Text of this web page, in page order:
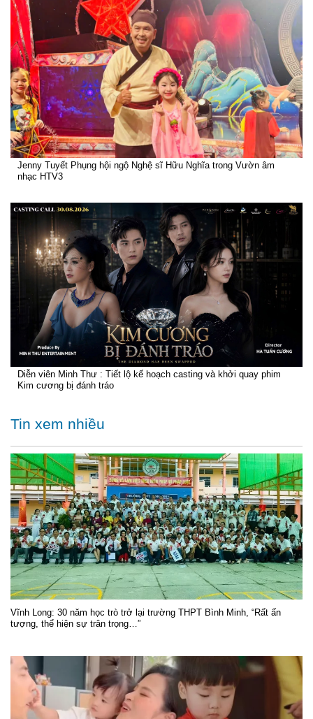
Jenny Tuyết Phụng hội ngộ Nghệ sĩ Hữu Nghĩa trong Vườn âm
nhạc HTV3
Diễn viên Minh Thư : Tiết lộ kế hoạch casting và khởi quay phim
Kim cương bị đánh tráo
Tin xem nhiều
Vĩnh Long: 30 năm học trò trở lại trường THPT Bình Minh, “Rất ấn
tượng, thể hiện sự trân trọng…”